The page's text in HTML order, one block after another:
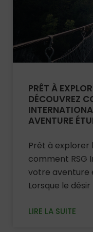
PRÊT À
DÉCOUVREZ
AVENTURE
Prêt à explorer
comment RSG
votre aventure
Lorsque le désir
LIRE LA SUITE